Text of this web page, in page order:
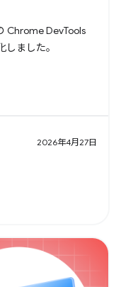
Chrome DevTools
ました。
2026年4月27日